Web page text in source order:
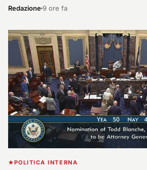
Redazione9 ore fa
POLITICA INTERNA